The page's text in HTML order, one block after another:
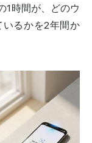
1時間が、どのウ
いるかを2年間か